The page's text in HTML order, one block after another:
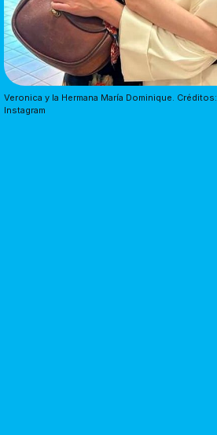
Veronica y la Hermana María Dominique. Créditos:
Instagram